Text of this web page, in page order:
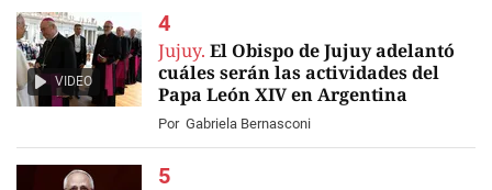
VIDEO
Jujuy. El Obispo de Jujuy adelantó
cuáles serán las actividades del
Papa León XIV en Argentina
Por Gabriela Bernasconi